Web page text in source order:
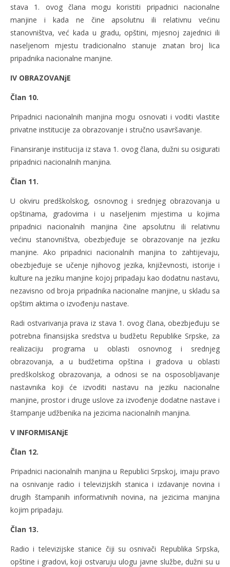
stava 1. ovog člana mogu koristiti pripadnici nacionalne
manjine i kada ne čine apsolutnu ili relativnu većinu
stanovništva, već kada u gradu, opštini, mjesnoj zajednici ili
naseljenom mjestu tradicionalno stanuje znatan broj lica
pripadnika nacionalne manjine.
IV OBRAZOVANjE
Član 10.
Pripadnici nacionalnih manjina mogu osnovati i voditi vlastite
privatne institucije za obrazovanje i stručno usavršavanje.
Finansiranje institucija iz stava 1. ovog člana, dužni su osigurati
pripadnici nacionalnih manjina.
Član 11.
U okviru predškolskog, osnovnog i srednjeg obrazovanja u
opštinama, gradovima i u naseljenim mjestima u kojima
pripadnici nacionalnih manjina čine apsolutnu ili relativnu
većinu stanovništva, obezbjeđuje se obrazovanje na jeziku
manjine. Ako pripadnici nacionalnih manjina to zahtijevaju,
obezbjeđuje se učenje njihovog jezika, književnosti, istorije i
kulture na jeziku manjine kojoj pripadaju kao dodatnu nastavu,
nezavisno od broja pripadnika nacionalne manjine, u skladu sa
opštim aktima o izvođenju nastave.
Radi ostvarivanja prava iz stava 1. ovog člana, obezbjeđuju se
potrebna finansijska sredstva u budžetu Republike Srpske, za
realizaciju programa u oblasti osnovnog i srednjeg
obrazovanja, a u budžetima opština i gradova u oblasti
predškolskog obrazovanja, a odnosi se na osposobljavanje
nastavnika koji će izvoditi nastavu na jeziku nacionalne
manjine, prostor i druge uslove za izvođenje dodatne nastave i
štampanje udžbenika na jezicima nacionalnih manjina.
V INFORMISANjE
Član 12.
Pripadnici nacionalnih manjina u Republici Srpskoj, imaju pravo
na osnivanje radio i televizijskih stanica i izdavanje novina i
drugih štampanih informativnih novina, na jezicima manjina
kojim pripadaju.
Član 13.
Radio i televizijske stanice čiji su osnivači Republika Srpska,
opštine i gradovi, koji ostvaruju ulogu javne službe, dužni su u